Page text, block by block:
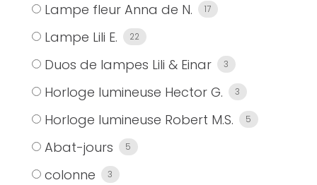
Lampe fleur Anna de N. 17
Lampe Lili E. 22
Duos de lampes Lili & Einar 3
Horloge lumineuse Hector G. 3
Horloge lumineuse Robert M.S. 5
Abat-jours 5
colonne 3